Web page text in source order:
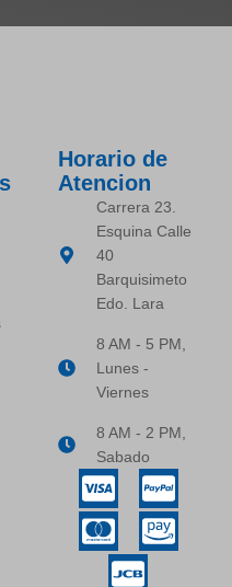
Horario de
Atencion
Carrera 23.
Esquina Calle
40
Barquisimeto
Edo. Lara
8 AM - 5 PM,
Lunes -
Viernes
8 AM - 2 PM,
Sabado